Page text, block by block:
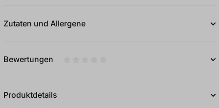
Zutaten und Allergene
Bewertungen
Produktdetails